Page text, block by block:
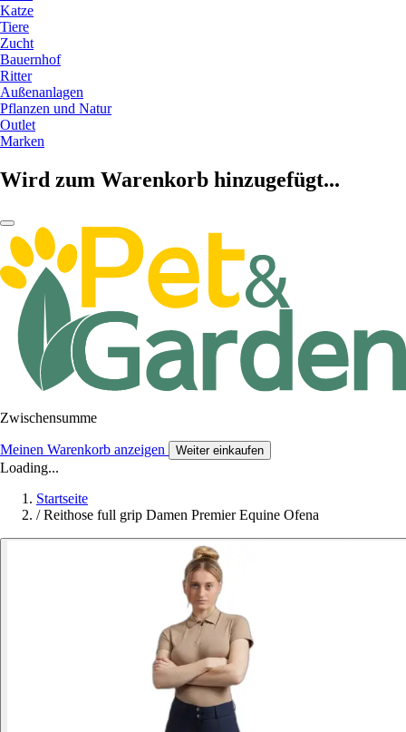
Katze
Tiere
Zucht
Bauernhof
Ritter
Außenanlagen
Pflanzen und Natur
Outlet
Marken
Wird zum Warenkorb hinzugefügt...
Zwischensumme
Meinen Warenkorb anzeigen Weiter einkaufen
Loading...
Startseite
/ Reithose full grip Damen Premier Equine Ofena